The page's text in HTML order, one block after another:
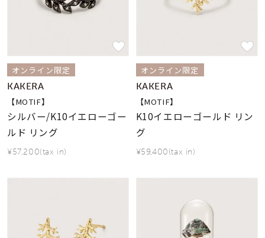
オンライン限定
KAKERA
【MOTIF】
シルバー/K10イエローゴー
ルド リング
¥57,200(tax in)
オンライン限定
KAKERA
【MOTIF】
K10イエローゴールド リン
グ
¥59,400(tax in)